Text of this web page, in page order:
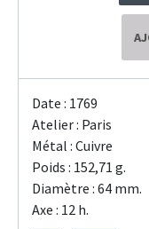
Date : 1769
Atelier : Paris
Métal : Cuivre
Poids : 152,71 g.
Diamètre : 64 mm.
Axe : 12 h.